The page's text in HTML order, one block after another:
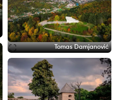
Tomas Damjanović